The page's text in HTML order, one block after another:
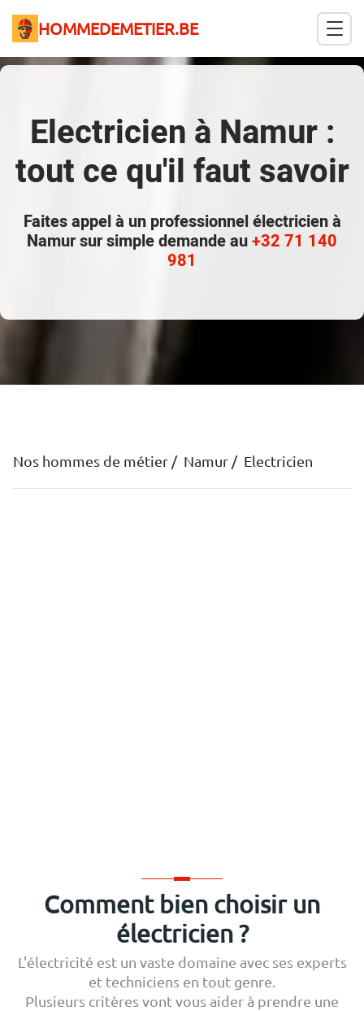
HOMMEDEMETIER.BE
Electricien à Namur :
tout ce qu'il faut savoir
Faites appel à un professionnelélectricien à
Namursur simple demande au+32 71 140
981
Nos hommes de métier Namur Electricien
Comment bien choisir un
électricien ?
L'électricité est un vaste domaine avec ses experts
et techniciens en tout genre.
Plusieurs critères vont vous aider à prendre une